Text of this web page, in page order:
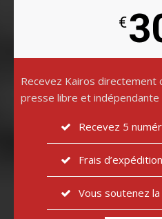
€
Recevez Kairos directement
presse libre et indépendante
Recevez 5
Frais
Vous soutenez